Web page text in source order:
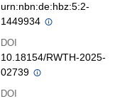
urn:nbn:de:hbz:5:2-
1449934
DOI
10.18154/RWTH-2025-
02739
DOI